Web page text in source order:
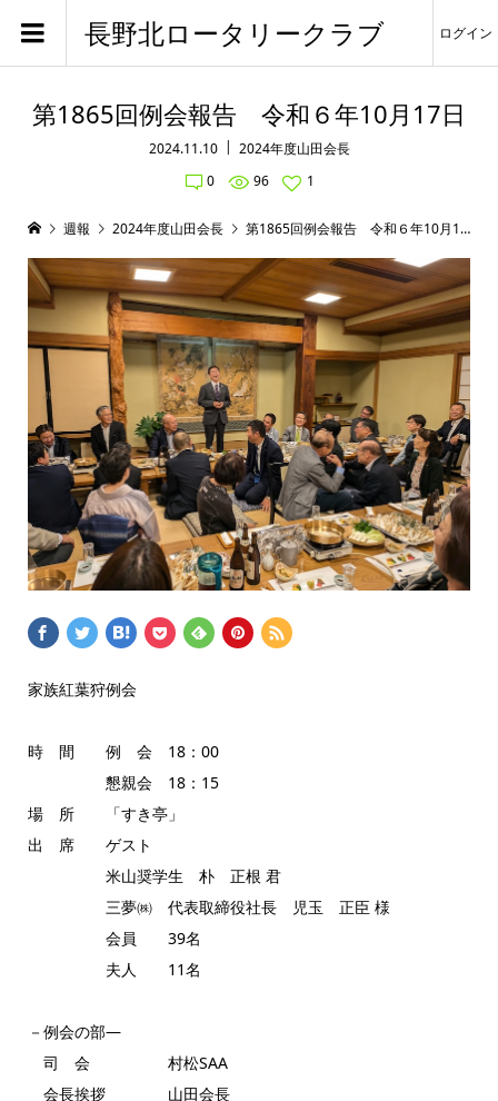
長野北ロータリークラブ ログイン
第1865回例会報告 令和６年10月17日
2024.11.10
2024年度山田会長
0
96 1
週報 2024年度山田会長 第1865回例会報告 令和６年10月17日
家族紅葉狩例会
時 間 例 会 18：00
懇親会 18：15
場 所 「すき亭」
出 席 ゲスト
米山奨学生 朴 正根 君
三夢㈱ 代表取締役社長 児玉 正臣 様
会員 39名
夫人 11名
－例会の部―
司 会 村松SAA
会長挨拶 山田会長